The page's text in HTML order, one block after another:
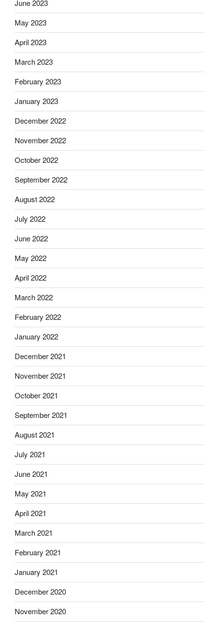
June 2023
May 2023
April 2023
March 2023
February 2023
January 2023
December 2022
November 2022
October 2022
September 2022
August 2022
July 2022
June 2022
May 2022
April 2022
March 2022
February 2022
January 2022
December 2021
November 2021
October 2021
September 2021
August 2021
July 2021
June 2021
May 2021
April 2021
March 2021
February 2021
January 2021
December 2020
November 2020